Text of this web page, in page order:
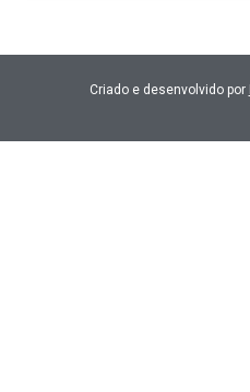
Criado e desenvolvido por